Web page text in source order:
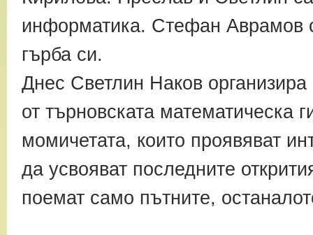
информатика. Стефан Аврамов
гърба си.
Днес Светлин Наков
от търновската
момичетата, които проявяват
да усвояват последните
поемат само пътните,